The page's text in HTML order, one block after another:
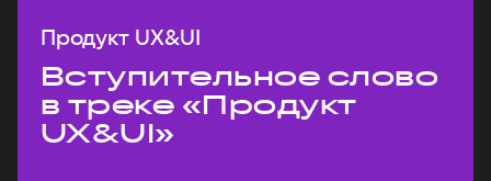
Продукт UX&UI
Вступительное слово
в треке «Продукт
UX&UI»